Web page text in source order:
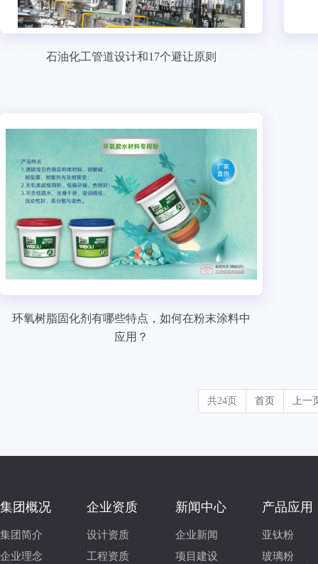
石油化工管道设计和17个避让原则
环氧树脂固化剂有哪些特点，如何在粉末涂料中
应用？
共24页 首页 上一
集团概况
集团简介
企业理念
企业资质
设计资质
工程资质
新闻中心
企业新闻
项目建设
产品应用
亚钛粉
玻璃粉